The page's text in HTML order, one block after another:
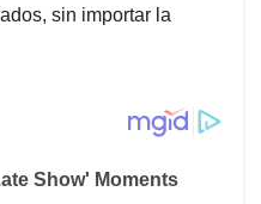
sin importar la